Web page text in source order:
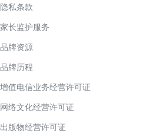
隐私条款
家长监护服务
品牌资源
品牌历程
增值电信业务经营许可证
网络文化经营许可证
出版物经营许可证